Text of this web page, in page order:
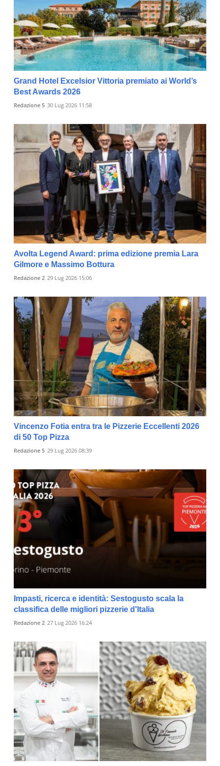
Grand Hotel Excelsior Vittoria premiato ai World’s
Best Awards 2026
Redazione 5 30 Lug 2026 11:58
Avolta Legend Award: prima edizione premia Lara
Gilmore e Massimo Bottura
Redazione 2 29 Lug 2026 15:06
Vincenzo Fotia entra tra le Pizzerie Eccellenti 2026
di 50 Top Pizza
Redazione 5 29 Lug 2026 08:39
Impasti, ricerca e identità: Sestogusto scala la
classifica delle migliori pizzerie d'Italia
Redazione 2 27 Lug 2026 16:24